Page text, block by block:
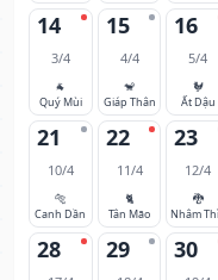
14
3/4
🐐
Quý Mùi
15
4/4
🐒
Giáp Thân
16
5/4
🐓
Ất Dậu
21
10/4
🐅
Canh Dần
22
11/4
🐈
Tân Mão
23
12/4
🐉
Nhâm
28 29 30